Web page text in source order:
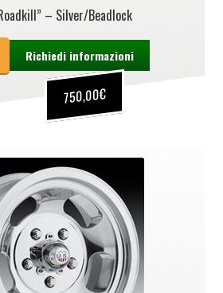
– Silver/Beadlock
750,00€
Richiedi informazioni